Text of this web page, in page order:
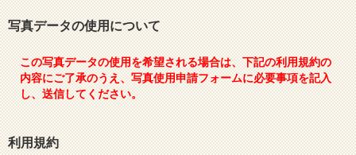
写真データの使用について
この写真データの使用を希望される場合は、下記の利用規約の
内容にご了承のうえ、写真使用申請フォームに必要事項を記入
し、送信してください。
利用規約